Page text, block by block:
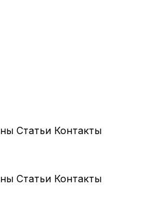
Статьи Контакты
Статьи Контакты